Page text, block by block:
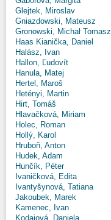
Glejtek, Miroslav
Gniazdowski, Mateusz
Gronowski, Michał Tomasz
Haas Kianička, Daniel
Halász, Ivan
Hallon, Ľudovít
Hanula, Matej
Hertel, Maroš
Hetényi, Martin
Hirt, Tomáš
Hlavačková, Miriam
Holec, Roman
Hollý, Karol
Hruboň, Anton
Hudek, Adam
Hunčík, Péter
Ivaničková, Edita
Ivantyšynová, Tatiana
Jakoubek, Marek
Kamenec, Ivan
Kodajová, Daniela